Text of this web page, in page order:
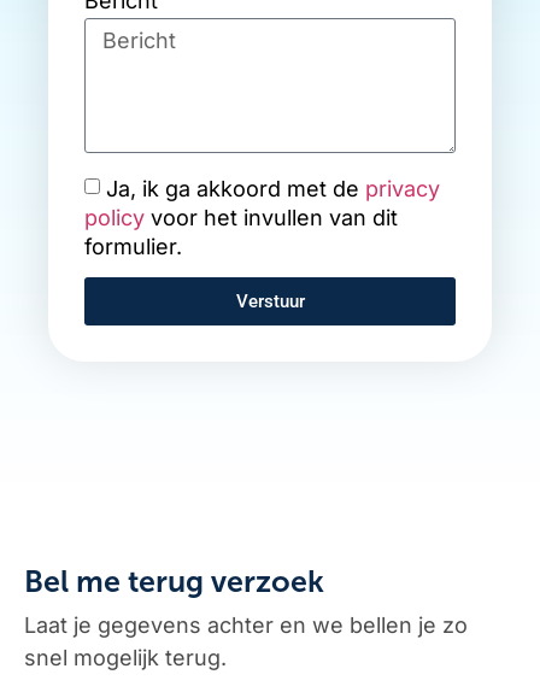
Ja, ik ga akkoord met de privacy
policy voor het invullen van dit
formulier.
Verstuur
Bel me terug verzoek
Laat je gegevens achter en we bellen je zo
snel mogelijk terug.